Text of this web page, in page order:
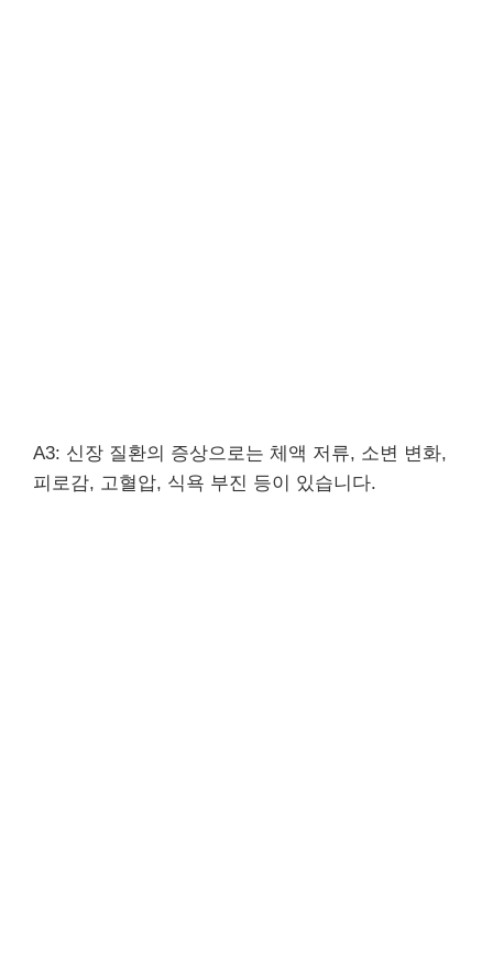
A3: 신장 질환의 증상으로는 체액 저류, 소변 변화,
피로감, 고혈압, 식욕 부진 등이 있습니다.